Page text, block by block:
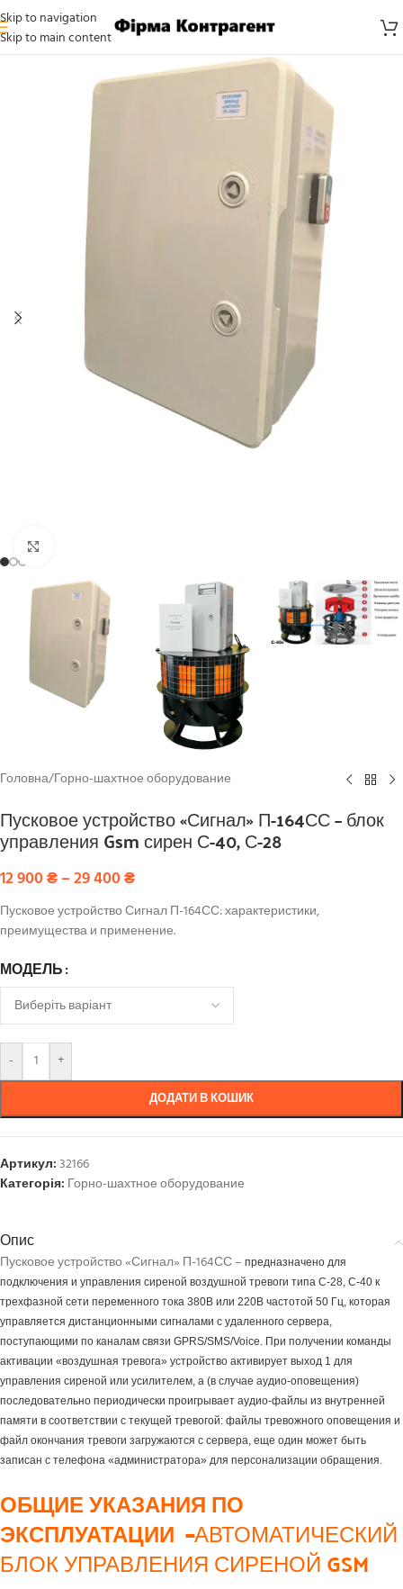
Skip to navigation
Skip to main content
Головна/Горно-шахтное оборудование
Пусковое устройство «Сигнал» П-164СС – блок
управления Gsm сирен С-40, С-28
12 900₴–29 400₴
Пусковое устройство Сигнал П-164СС: характеристики,
преимущества и применение.
МОДЕЛЬ
- +
ДОДАТИ В КОШИК
Артикул:32166
Категорія: Горно-шахтное оборудование
Опис
Пусковое устройство «Сигнал» П-164СС – предназначено для
подключения и управления сиреной воздушной тревоги типа С-28, С-40 к
трехфазной сети переменного тока 380В или 220В частотой 50 Гц, которая
управляется дистанционными сигналами с удаленного сервера,
поступающими по каналам связи GPRS/SMS/Voice. При получении команды
активации «воздушная тревога» устройство активирует выход 1 для
управления сиреной или усилителем, а (в случае аудио-оповещения)
последовательно периодически проигрывает аудио-файлы из внутренней
памяти в соответствии с текущей тревогой: файлы тревожного оповещения и
файл окончания тревоги загружаются с сервера, еще один может быть
записан с телефона «администратора» для персонализации обращения.
ОБЩИЕ УКАЗАНИЯ ПО
ЭКСПЛУАТАЦИИ –АВТОМАТИЧЕСКИЙ
БЛОК УПРАВЛЕНИЯ СИРЕНОЙ GSM